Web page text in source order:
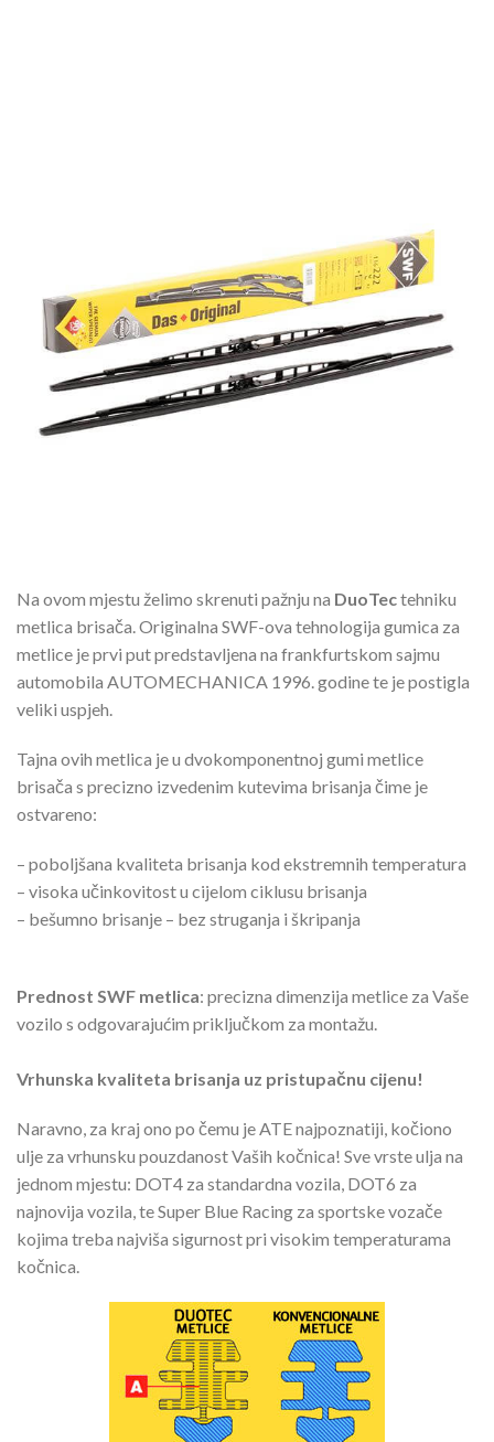
Na ovom mjestu želimo skrenuti pažnju na DuoTectehniku
metlica brisača. Originalna SWF-ova tehnologija gumica za
metlice je prvi put predstavljena na frankfurtskom sajmu
automobila AUTOMECHANICA 1996. godine te je postigla
veliki uspjeh.
Tajna ovih metlica je u dvokomponentnoj gumi metlice
brisača s precizno izvedenim kutevima brisanja čime je
ostvareno:
– poboljšana kvaliteta brisanja kod ekstremnih temperatura
– visoka učinkovitost u cijelom ciklusu brisanja
– bešumno brisanje – bez struganja i škripanja
Prednost SWF metlica: precizna dimenzija metlice za Vaše
vozilo s odgovarajućim priključkom za montažu.
Vrhunska kvaliteta brisanja uz pristupačnu cijenu!
Naravno, za kraj ono po čemu je ATE najpoznatiji, kočiono
ulje za vrhunsku pouzdanost Vaših kočnica! Sve vrste ulja na
jednom mjestu: DOT4 za standardna vozila, DOT6 za
najnovija vozila, te Super Blue Racing za sportske vozače
kojima treba najviša sigurnost pri visokim temperaturama
kočnica.